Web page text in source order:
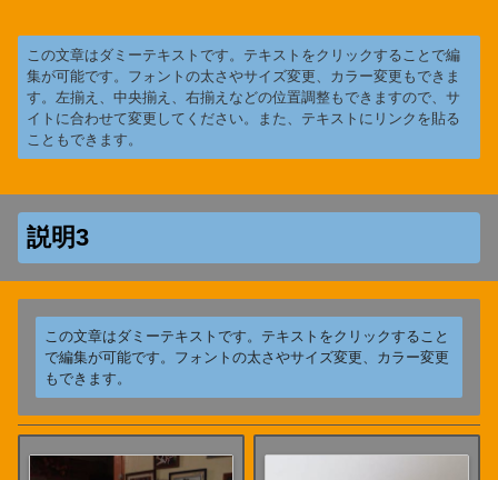
この文章はダミーテキストです。テキストをクリックすることで編
集が可能です。フォントの太さやサイズ変更、カラー変更もできま
す。左揃え、中央揃え、右揃えなどの位置調整もできますので、サ
イトに合わせて変更してください。また、テキストにリンクを貼る
こともできます。
説明3
この文章はダミーテキストです。テキストをクリックすること
で編集が可能です。フォントの太さやサイズ変更、カラー変更
もできます。